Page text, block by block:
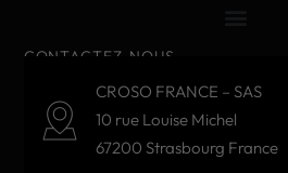
CONTACTEZ-NOUS
CROSO FRANCE – SAS
10 rue Louise Michel
67200 Strasbourg France